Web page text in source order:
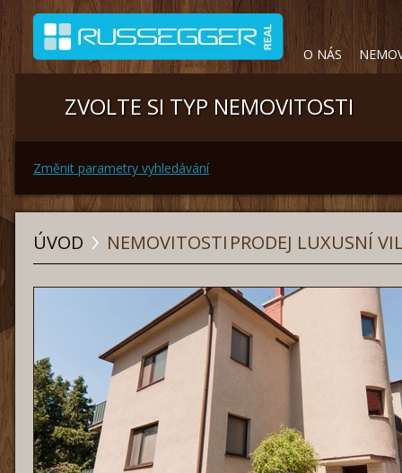
O NÁS
ZVOLTE SI TYP NEMOVITOSTI
Změnit parametry vyhledávání
ÚVOD NEMOVITOSTI PRODEJ LUXUSNÍ